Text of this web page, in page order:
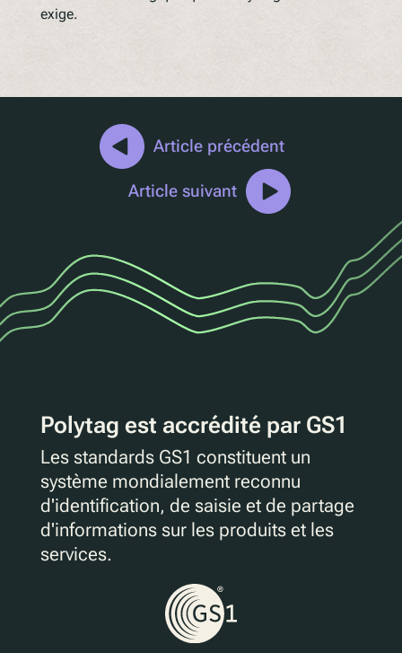
exige.
Article précédent
Article suivant
Polytag est accrédité par GS1
Les standards GS1 constituent un
système mondialement reconnu
d'identification, de saisie et de partage
d'informations sur les produits et les
services.